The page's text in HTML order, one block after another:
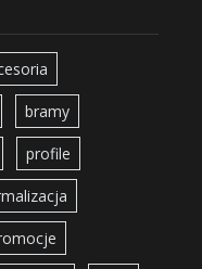
bramy
profile